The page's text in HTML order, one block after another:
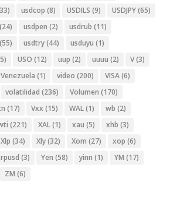
usdcop (8) USDILS (9) USDJPY(65)
(24) usdpen (2) usdrub (11)
(55) usdtry(44) usduyu (1)
USO (12) uup (2) uuuu (2) V(3)
Venezuela (1) video (200) VISA(6)
volatilidad (236) Volumen (170)
(17) Vxx (15) WAL(1) wb (2)
(221) XAL(1) xau (5) xhb (3)
Xlp (34) Xly(32) Xom (27) xop (6)
(3) Yen (58) yinn (1) YM (17)
ZM (6)